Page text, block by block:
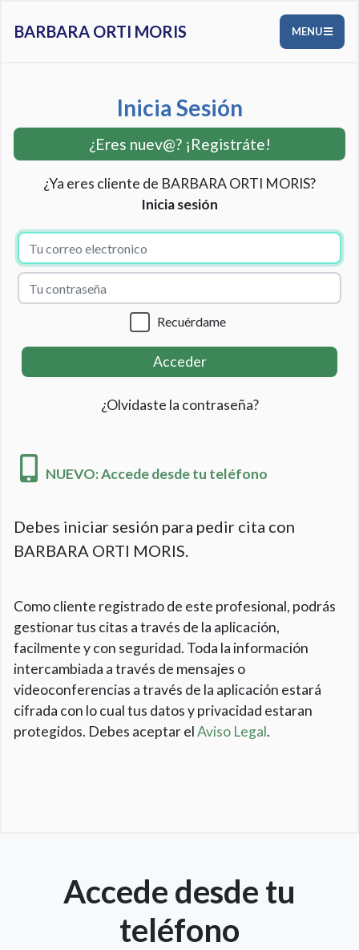
BARBARA ORTI MORIS MENU
Inicia Sesión
¿Eres nuev@? ¡Registráte!
¿Ya eres cliente de BARBARA ORTI MORIS?
Inicia sesión
Recuérdame
Acceder
¿Olvidaste la contraseña?
NUEVO: Accede desde tu teléfono
Debes iniciar sesión para pedir cita con
BARBARA ORTI MORIS.
Como cliente registrado de este profesional, podrás
gestionar tus citas a través de la aplicación,
facilmente y con seguridad. Toda la información
intercambiada a través de mensajes o
videoconferencias a través de la aplicación estará
cifrada con lo cual tus datos y privacidad estaran
protegidos. Debes aceptar elAviso Legal.
Accede desde tu
teléfono